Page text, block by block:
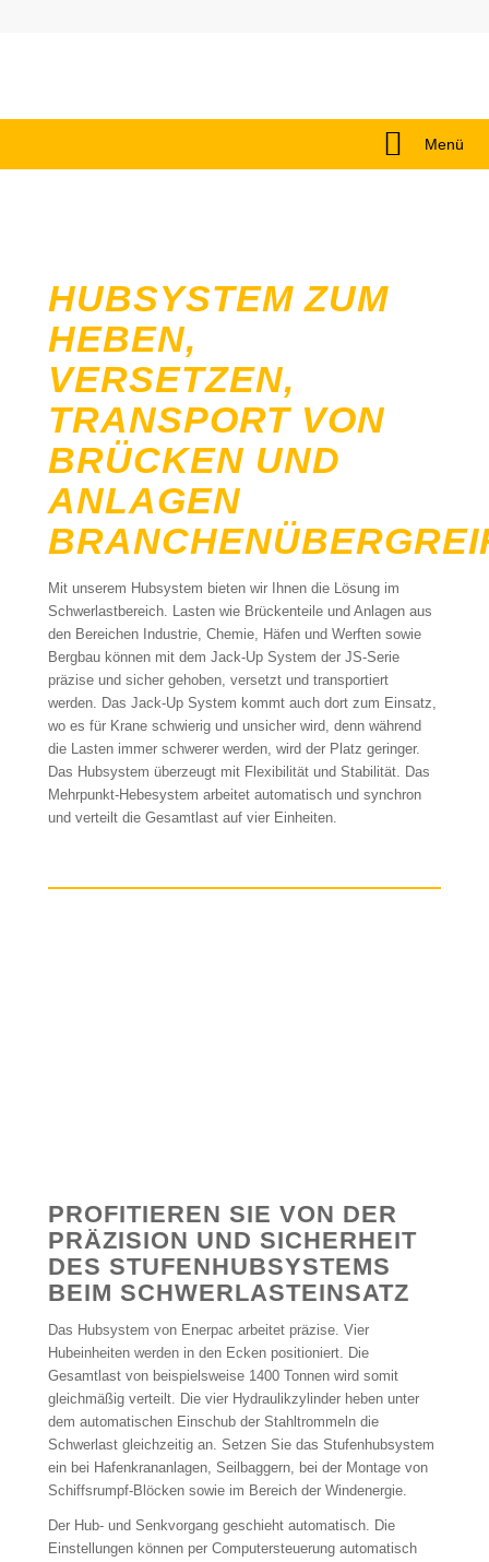
Menü
HUBSYSTEM ZUM
HEBEN,
VERSETZEN,
TRANSPORT VON
BRÜCKEN UND
ANLAGEN
Mit unserem Hubsystem bieten wir Ihnen die Lösung im
Schwerlastbereich. Lasten wie Brückenteile und Anlagen aus
den Bereichen Industrie, Chemie, Häfen und Werften sowie
Bergbau können mit dem Jack-Up System der JS-Serie
präzise und sicher gehoben, versetzt und transportiert
werden. Das Jack-Up System kommt auch dort zum Einsatz,
wo es für Krane schwierig und unsicher wird, denn während
die Lasten immer schwerer werden, wird der Platz geringer.
Das Hubsystem überzeugt mit Flexibilität und Stabilität. Das
Mehrpunkt-Hebesystem arbeitet automatisch und synchron
und verteilt die Gesamtlast auf vier Einheiten.
PROFITIEREN SIE VON DER
PRÄZISION UND SICHERHEIT
DES STUFENHUBSYSTEMS
BEIM SCHWERLASTEINSATZ
Das Hubsystem von Enerpac arbeitet präzise. Vier
Hubeinheiten werden in den Ecken positioniert. Die
Gesamtlast von beispielsweise 1400 Tonnen wird somit
gleichmäßig verteilt. Die vier Hydraulikzylinder heben unter
dem automatischen Einschub der Stahltrommeln die
Schwerlast gleichzeitig an. Setzen Sie das Stufenhubsystem
ein bei Hafenkrananlagen, Seilbaggern, bei der Montage von
Schiffsrumpf-Blöcken sowie im Bereich der Windenergie.
Der Hub- und Senkvorgang geschieht automatisch. Die
Einstellungen können per Computersteuerung automatisch